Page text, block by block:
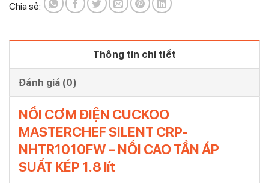
Chia sẻ:
Thông tin chi tiết
Đánh giá (0)
NỒI CƠM ĐIỆN CUCKOO
MASTERCHEF SILENT CRP-
NHTR1010FW – NỒI CAO TẦN ÁP
SUẤT KÉP 1.8 lít